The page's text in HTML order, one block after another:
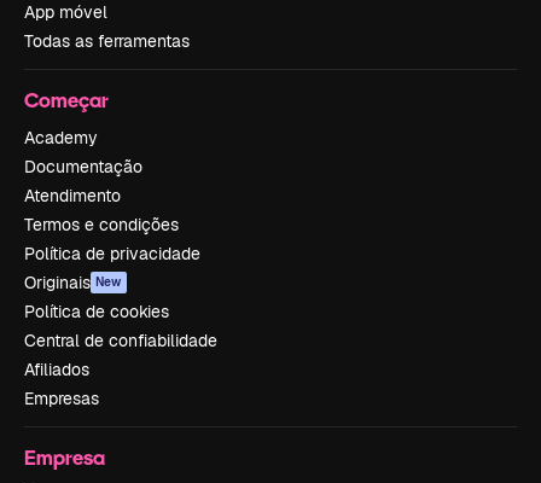
App móvel
Todas as ferramentas
Começar
Academy
Documentação
Atendimento
Termos e condições
Política de privacidade
Originais New
Política de cookies
Central de confiabilidade
Afiliados
Empresas
Empresa